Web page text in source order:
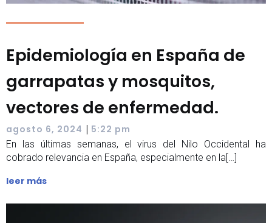
Epidemiología en España de
garrapatas y mosquitos,
vectores de enfermedad.
agosto 6, 2024 | 5:22 pm
En las últimas semanas, el virus del Nilo Occidental ha
cobrado relevancia en España, especialmente en la[…]
leer más